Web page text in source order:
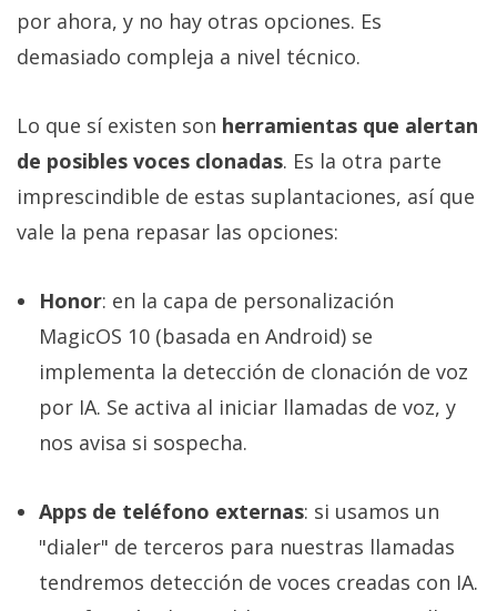
por ahora, y no hay otras opciones. Es
demasiado compleja a nivel técnico.
Lo que sí existen son herramientas que alertan
de posibles voces clonadas. Es la otra parte
imprescindible de estas suplantaciones, así que
vale la pena repasar las opciones:
Honor: en la capa de personalización
MagicOS 10 (basada en Android) se
implementa la detección de clonación de voz
por IA. Se activa al iniciar llamadas de voz, y
nos avisa si sospecha.
Apps de teléfono externas: si usamos un
"dialer" de terceros para nuestras llamadas
tendremos detección de voces creadas con IA.